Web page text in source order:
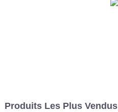
Produits Les Plus Vendus